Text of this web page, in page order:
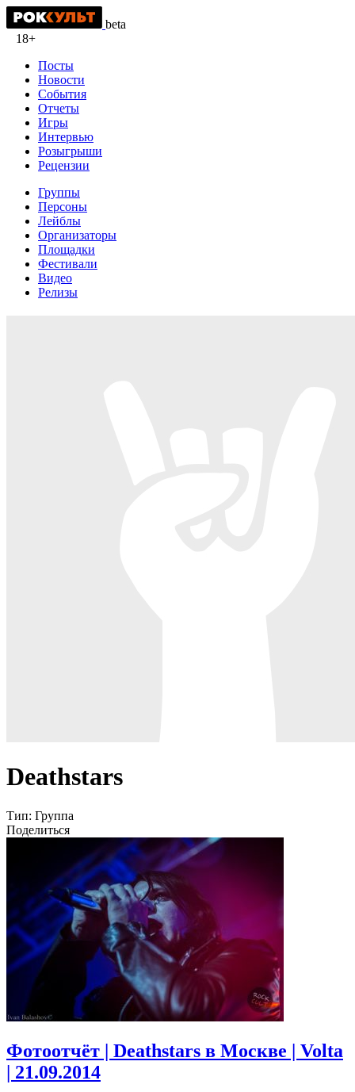
beta
18+
Посты
Новости
События
Отчеты
Игры
Интервью
Розыгрыши
Рецензии
Группы
Персоны
Лейблы
Организаторы
Площадки
Фестивали
Видео
Релизы
Deathstars
Тип: Группа
Поделиться
Фотоотчёт | Deathstars в Москве | Volta
| 21.09.2014